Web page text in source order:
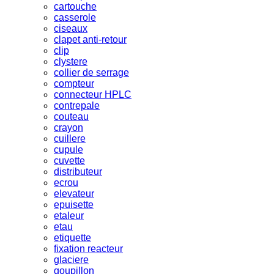
cartouche
casserole
ciseaux
clapet anti-retour
clip
clystere
collier de serrage
compteur
connecteur HPLC
contrepale
couteau
crayon
cuillere
cupule
cuvette
distributeur
ecrou
elevateur
epuisette
etaleur
etau
etiquette
fixation reacteur
glaciere
goupillon